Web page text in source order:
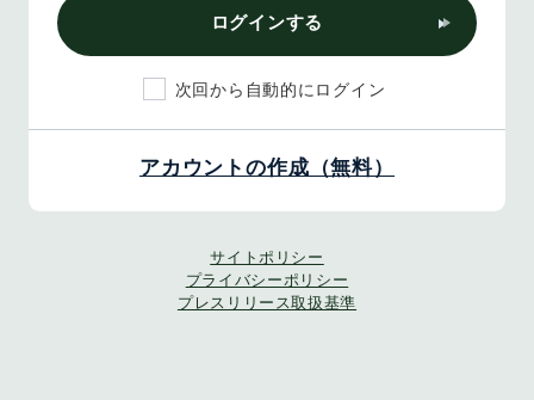
ログインする
次回から自動的にログイン
アカウントの作成（無料）
サイトポリシー
プライバシーポリシー
プレスリリース取扱基準